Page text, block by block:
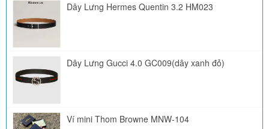
Dây Lưng Hermes Quentin 3.2 HM023
Dây Lưng Gucci 4.0 GC009(dây xanh đỏ)
Ví mini Thom Browne MNW-104